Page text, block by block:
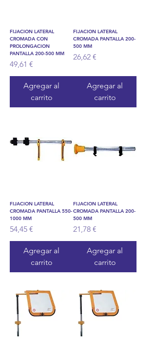
FIJACION LATERAL
CROMADA CON
PROLONGACION
PANTALLA 200-500 MM
Precio
49,61 €
Agregar al
carrito
FIJACION LATERAL
CROMADA PANTALLA 200-
500 MM
Precio
26,62 €
Agregar al
carrito
FIJACION LATERAL
CROMADA PANTALLA 550-
1000 MM
Precio
54,45 €
Agregar al
carrito
FIJACION LATERAL
CROMADA PANTALLA 200-
500 MM
Precio
21,78 €
Agregar al
carrito